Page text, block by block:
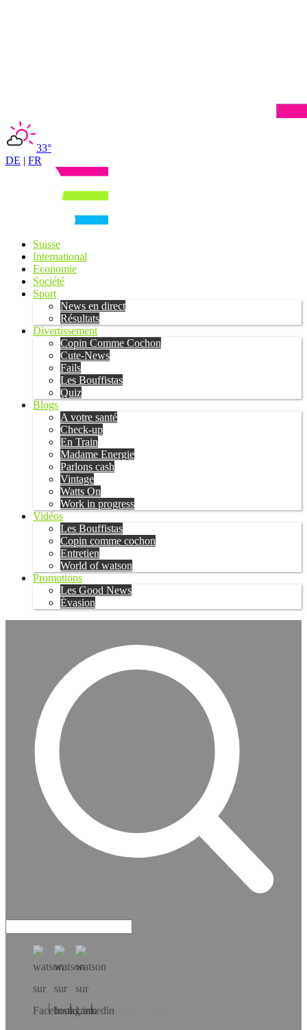
33°
DE | FR
Suisse
International
Economie
Société
Sport
News en direct
Résultats
Divertissement
Copin Comme Cochon
Cute-News
Fails
Les Bouffistas
Quiz
Blogs
A votre santé
Check-up
En Train
Madame Energie
Parlons cash
Vintage
Watts On
Work in progress
Vidéos
Les Bouffistas
Copin comme cochon
Entretien
World of watson
Promotions
Les Good News
Évasion
Téléchargez l’app!